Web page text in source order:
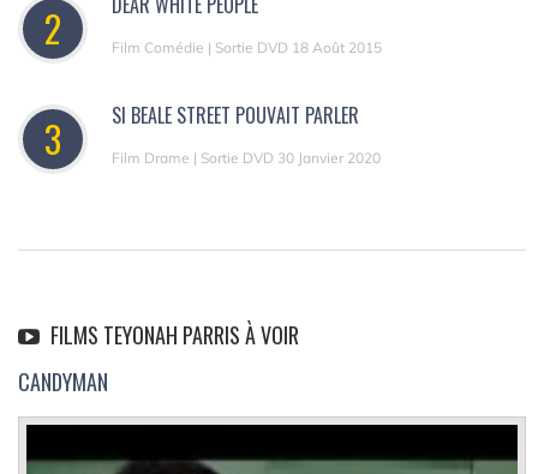
2 Film Comédie | Sortie DVD 18 Août 2015
3 SI BEALE STREET POUVAIT PARLER
Film Drame | Sortie DVD 30 Janvier 2020
FILMS TEYONAH PARRIS À VOIR
CANDYMAN